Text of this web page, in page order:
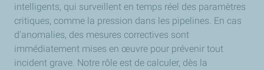
intelligents, qui surveillent en temps réel des paramètres
critiques, comme la pression dans les pipelines. En cas
d'anomalies, des mesures correctives sont
immédiatement mises en œuvre pour prévenir tout
incident grave. Notre rôle est de calculer, dès la